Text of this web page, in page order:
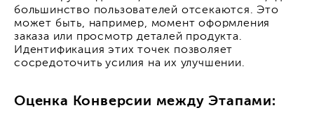
большинство пользователей отсекаются. Это
может быть, например, момент оформления
заказа или просмотр деталей продукта.
Идентификация этих точек позволяет
сосредоточить усилия на их улучшении.
Оценка Конверсии между Этапами: